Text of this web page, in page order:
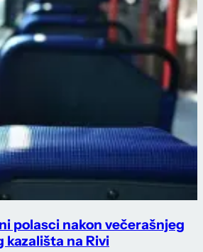
polasci nakon večerašnjeg
kazališta na Rivi